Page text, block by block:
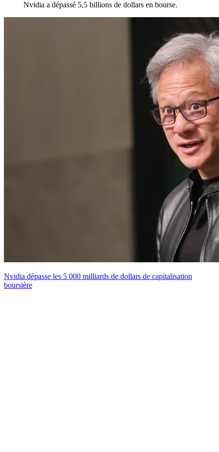
Nvidia a dépassé 5,5 billions de dollars en bourse.
Nvidia dépasse les 5 000 milliards de dollars de capitalisation
boursière